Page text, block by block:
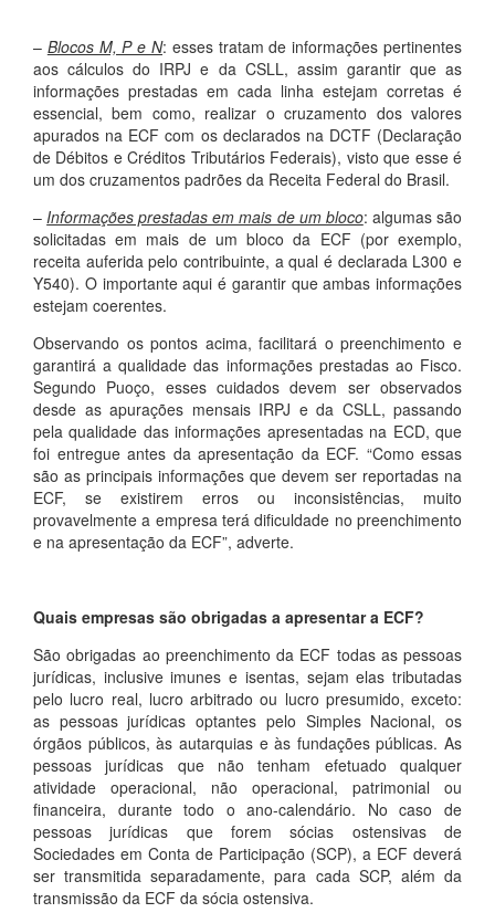
– Blocos M, P e N: esses tratam de informações pertinentes
aos cálculos do IRPJ e da CSLL, assim garantir que as
informações prestadas em cada linha estejam corretas é
essencial, bem como, realizar o cruzamento dos valores
apurados na ECF com os declarados na DCTF (Declaração
de Débitos e Créditos Tributários Federais), visto que esse é
um dos cruzamentos padrões da Receita Federal do Brasil.
–Informações prestadas em mais de um bloco: algumas são
solicitadas em mais de um bloco da ECF (por exemplo,
receita auferida pelo contribuinte, a qual é declarada L300 e
Y540). O importante aqui é garantir que ambas informações
estejam coerentes.
Observando os pontos acima, facilitará o preenchimento e
garantirá a qualidade das informações prestadas ao Fisco.
Segundo Puoço, esses cuidados devem ser observados
desde as apurações mensais IRPJ e da CSLL, passando
pela qualidade das informações apresentadas na ECD, que
foi entregue antes da apresentação da ECF. “Como essas
são as principais informações que devem ser reportadas na
ECF, se existirem erros ou inconsistências, muito
provavelmente a empresa terá dificuldade no preenchimento
e na apresentação da ECF”, adverte.
Quais empresas são obrigadas a apresentar a ECF?
São obrigadas ao preenchimento da ECF todas as pessoas
jurídicas, inclusive imunes e isentas, sejam elas tributadas
pelo lucro real, lucro arbitrado ou lucro presumido, exceto:
as pessoas jurídicas optantes pelo Simples Nacional, os
órgãos públicos, às autarquias e às fundações públicas. As
pessoas jurídicas que não tenham efetuado qualquer
atividade operacional, não operacional, patrimonial ou
financeira, durante todo o ano-calendário. No caso de
pessoas jurídicas que forem sócias ostensivas de
Sociedades em Conta de Participação (SCP), a ECF deverá
ser transmitida separadamente, para cada SCP, além da
transmissão da ECF da sócia ostensiva.